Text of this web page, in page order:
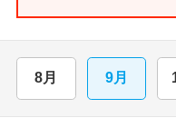
8月 9月